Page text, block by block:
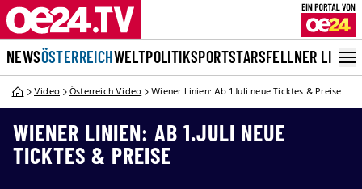
NEWSÖSTERREICHWELTPOLITIKSPORTSTARSFELLNER LIVE
Video Österreich Video Wiener Linien: Ab 1.Juli neue Ticktes & Preise
WIENER LINIEN: AB 1.JULI NEUE
TICKTES & PREISE